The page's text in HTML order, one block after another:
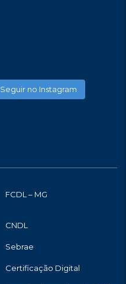
Seguir no Instagram
FCDL – MG
CNDL
Sebrae
Certificação Digital